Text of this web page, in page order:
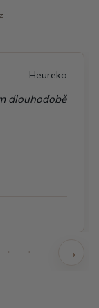
Heureka
dlouhodobě